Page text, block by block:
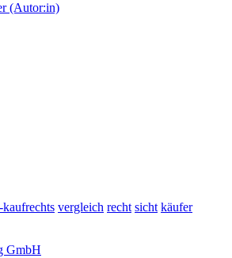
(Autor:in)
kaufrechts vergleich recht sicht käufer
GmbH